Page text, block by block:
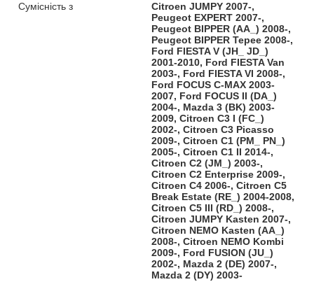
Сумісність з
Citroen JUMPY 2007-,
Peugeot EXPERT 2007-,
Peugeot BIPPER (AA_) 2008-,
Peugeot BIPPER Tepee 2008-,
Ford FIESTA V (JH_ JD_)
2001-2010, Ford FIESTA Van
2003-, Ford FIESTA VI 2008-,
Ford FOCUS C-MAX 2003-
2007, Ford FOCUS II (DA_)
2004-, Mazda 3 (BK) 2003-
2009, Citroen C3 I (FC_)
2002-, Citroen C3 Picasso
2009-, Citroen C1 (PM_ PN_)
2005-, Citroen C1 II 2014-,
Citroen C2 (JM_) 2003-,
Citroen C2 Enterprise 2009-,
Citroen C4 2006-, Citroen C5
Break Estate (RE_) 2004-2008,
Citroen C5 III (RD_) 2008-,
Citroen JUMPY Kasten 2007-,
Citroen NEMO Kasten (AA_)
2008-, Citroen NEMO Kombi
2009-, Ford FUSION (JU_)
2002-, Mazda 2 (DE) 2007-,
Mazda 2 (DY) 2003-